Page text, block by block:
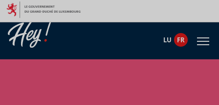
Aller au contenu
LU FR